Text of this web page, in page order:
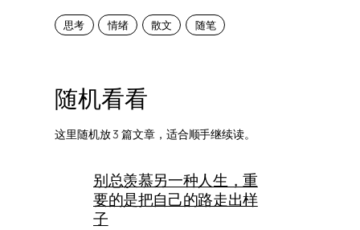
思考 情绪 散文 随笔
随机看看
这里随机放 3 篇文章，适合顺手继续读。
别总羡慕另一种人生，重
要的是把自己的路走出样
子